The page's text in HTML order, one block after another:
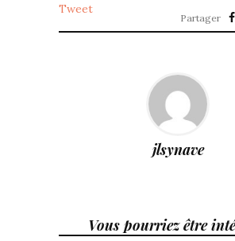
Tweet
Partager
jlsynave
Vous pourriez être